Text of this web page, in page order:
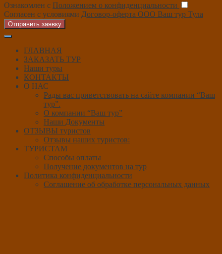
Ознакомлен с Положением о конфиденциальности
Согласен с условиями Договор-оферта ООО Ваш тур Тула
Отправить заявку
ГЛАВНАЯ
ЗАКАЗАТЬ ТУР
Наши туры
КОНТАКТЫ
О НАС
Рады вас приветствовать на сайте компании “Ваш
тур”.
О компании “Ваш тур”
Наши Документы
ОТЗЫВЫ туристов
Отзывы наших туристов:
ТУРИСТАМ
Способы оплаты
Получение документов на тур
Политика конфиденциальности
Соглашение об обработке персональных данных